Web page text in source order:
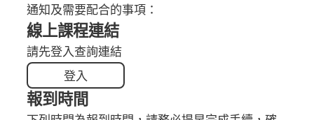
通知及需要配合的事項：
線上課程連結
請先登入查詢連結
登入
報到時間